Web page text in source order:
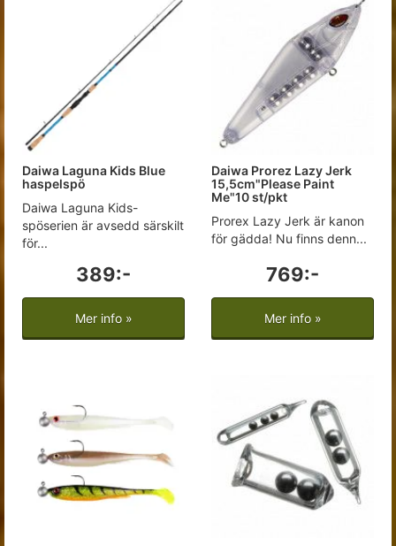
Daiwa Laguna Kids Blue
haspelspö
Daiwa Laguna Kids-
spöserien är avsedd särskilt
för...
389:-
Mer info »
Daiwa Prorez Lazy Jerk
15,5cm"Please Paint
Me"10 st/pkt
Prorex Lazy Jerk är kanon
för gädda! Nu finns denn...
769:-
Mer info »